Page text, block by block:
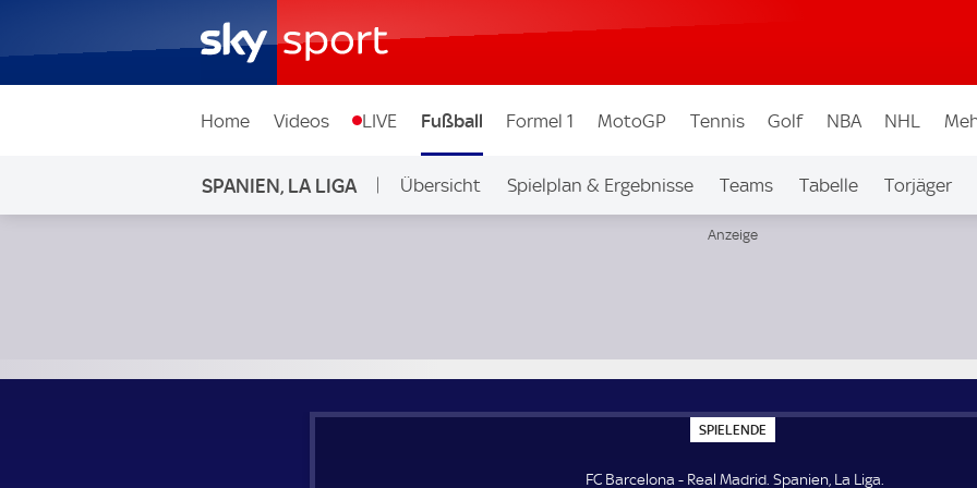
Home Videos LIVE Fußball Formel 1 MotoGP Tennis Golf NBA NHL
SPANIEN, LA LIGA Übersicht Spielplan & Ergebnisse Teams Tabelle Torjäger
SPIELENDE
P
E
FC Barcelona - Real Madrid. Spanien, La Liga.